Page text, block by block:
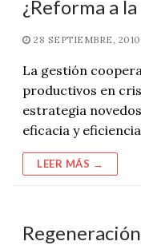
¿Reforma a
28 SEPTIEMBRE, 2010
La gestión
productivos en
estrategia
eficacia y
LEER MÁS →